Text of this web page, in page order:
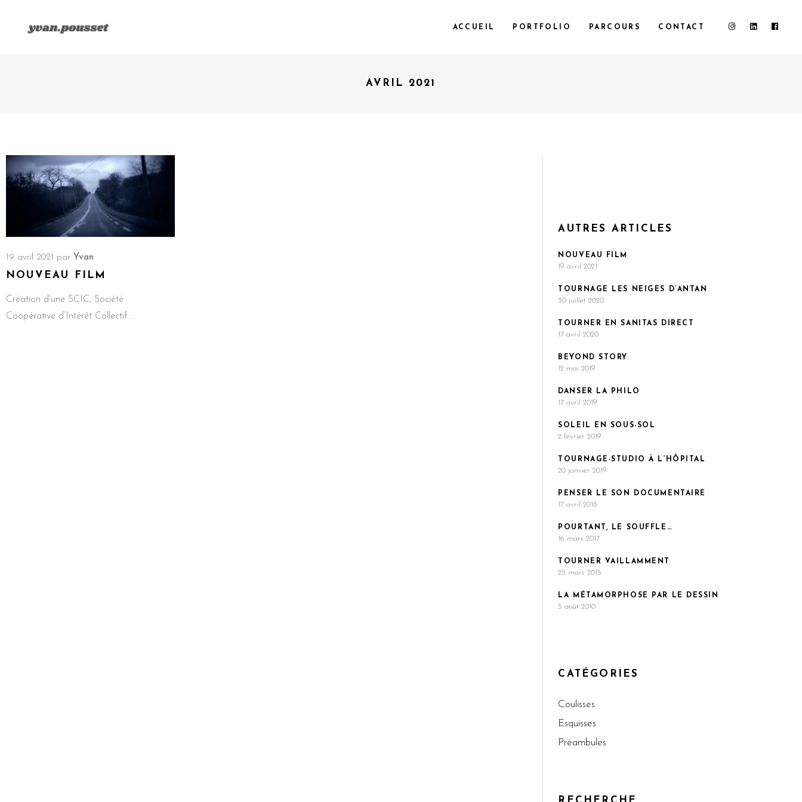
ACCUEIL PORTFOLIO PARCOURS CONTACT
AVRIL 2021
19 avril 2021 par Yvan
NOUVEAU FILM
Création d'une SCIC, Société
Coopérative d’Intérêt Collectif
AUTRES ARTICLES
NOUVEAU FILM
19 avril 2021
TOURNAGE LES NEIGES D’ANTAN
30 juillet 2020
TOURNER EN SANITAS DIRECT
17 avril 2020
BEYOND STORY
12 mai 2019
DANSER LA PHILO
17 avril 2019
SOLEIL EN SOUS-SOL
2 février 2019
TOURNAGE-STUDIO À L’HÔPITAL
20 janvier 2019
PENSER LE SON DOCUMENTAIRE
17 avril 2018
POURTANT, LE SOUFFLE…
16 mars 2017
TOURNER VAILLAMMENT
25 mars 2015
LA MÉTAMORPHOSE PAR LE DESSIN
5 août 2010
CATÉGORIES
Coulisses
Esquisses
Préambules